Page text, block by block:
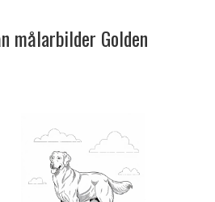
målarbilder Golden